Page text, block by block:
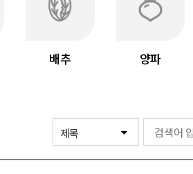
배추 양파